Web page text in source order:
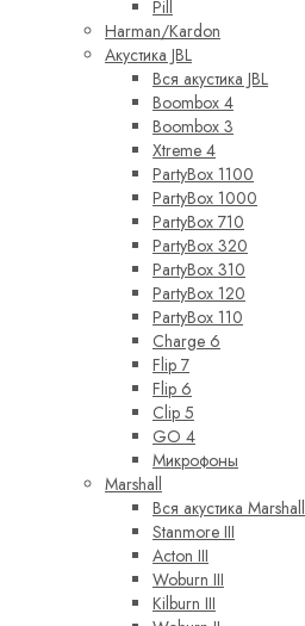
Pill
Harman/Kardon
Акустика JBL
Вся акустика JBL
Boombox 4
Boombox 3
Xtreme 4
PartyBox 1100
PartyBox 1000
PartyBox 710
PartyBox 320
PartyBox 310
PartyBox 120
PartyBox 110
Charge 6
Flip 7
Flip 6
Clip 5
GO 4
Микрофоны
Marshall
Вся акустика Marshall
Stanmore III
Acton III
Woburn III
Kilburn III